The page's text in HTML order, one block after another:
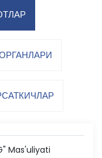
Mas'uliyati